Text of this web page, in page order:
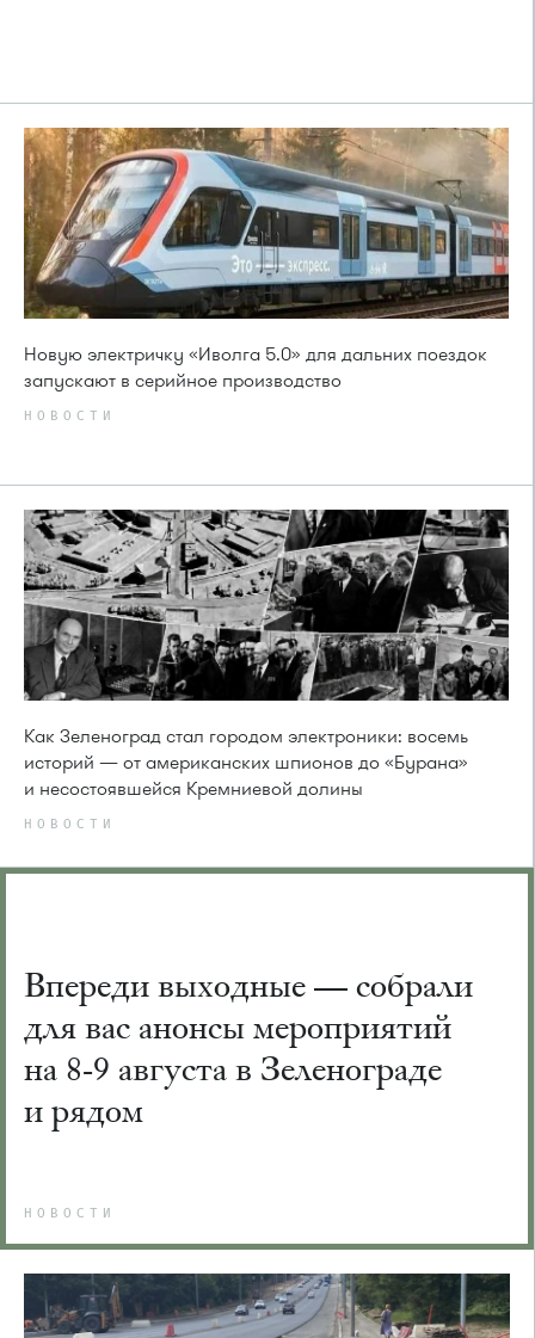
Новую электричку «Иволга 5.0» для дальних поездок
запускают в серийное производство
НОВОСТИ
Как Зеленоград стал городом электроники: восемь
историй — от американских шпионов до «Бурана»
и несостоявшейся Кремниевой долины
НОВОСТИ
Впереди выходные — собрали
для вас анонсы мероприятий
на 8-9 августа в Зеленограде
и рядом
НОВОСТИ